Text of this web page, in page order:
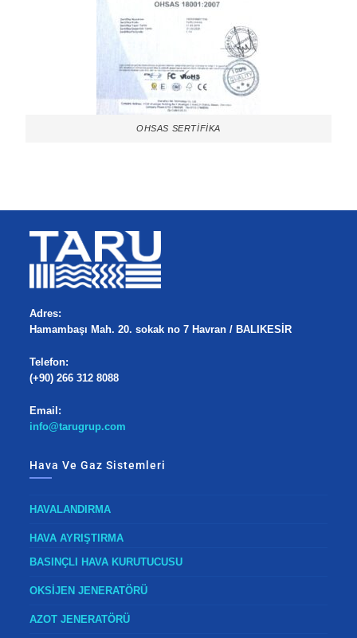
OHSAS SERTİFİKA
Adres:
Hamambaşı Mah. 20. sokak no 7 Havran / BALIKESİR
Telefon:
(+90) 266 312 8088
Email:
info@tarugrup.com
Hava Ve Gaz Sistemleri
HAVALANDIRMA
HAVA AYRIŞTIRMA
BASINÇLI HAVA KURUTUCUSU
OKSİJEN JENERATÖRÜ
AZOT JENERATÖRÜ